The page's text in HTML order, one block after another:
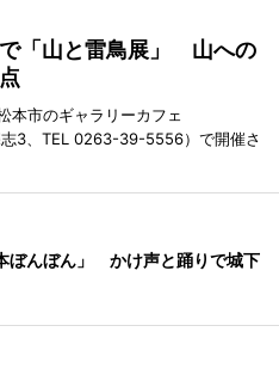
「山と雷鳥展」 山への
本市のギャラリーカフェ
志3、TEL 0263-39-5556）で開催さ
ぼんぼん」 かけ声と踊りで城下